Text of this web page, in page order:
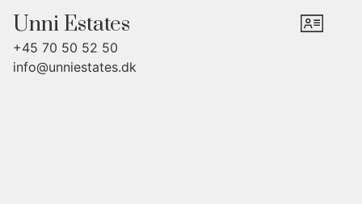
Grunden er dejligt overkommelig, så man her ikke behøver
tænke så meget på havearbejde. Til gengæld er der dejlige
Unni Estates
+45 70 50 52 50
info@unniestates.dk